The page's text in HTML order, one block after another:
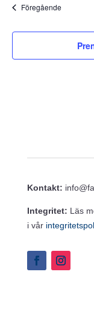
Föregående
Kontakt:
Integritet: Läs
i vår